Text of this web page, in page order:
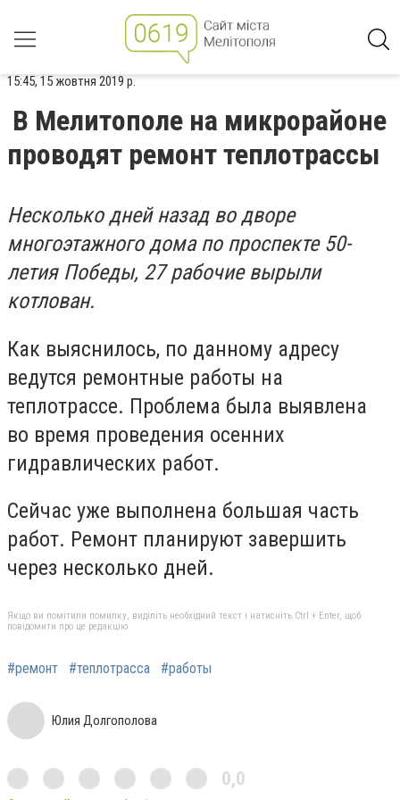
15:45, 15 жовтня 2019 р.
В Мелитополе на микрорайоне
проводят ремонт теплотрассы
Несколько дней назад во дворе
многоэтажного дома по проспекте 50-
летия Победы, 27 рабочие вырыли
котлован.
Как выяснилось, по данному адресу
ведутся ремонтные работы на
теплотрассе. Проблема была выявлена
во время проведения осенних
гидравлических работ.
Сейчас уже выполнена большая часть
работ. Ремонт планируют завершить
через несколько дней.
Якщо ви помітили помилку, виділіть необхідний текст і натисніть Ctrl + Enter, щоб
повідомити про це редакцію
#ремонт #теплотрасса #работы
Юлия Долгополова
0,0